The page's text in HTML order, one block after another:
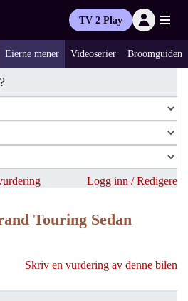
TV 2 Play
Eierne mener Videoserier Broomguiden
Logg inn / Redigere
Touring Sedan
Skriv en vurdering av denne bilen